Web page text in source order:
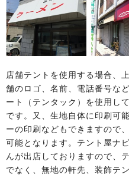
店舗テントを使用する場合、
舗のロゴ、名前、電話番号な
ート（テンタック）を使用し
です。又、生地自体に印刷可
ーの印刷などもできますので
可能となります。テント屋ナ
んが出店しておりますので、
でなく、無地の軒先、装飾テ